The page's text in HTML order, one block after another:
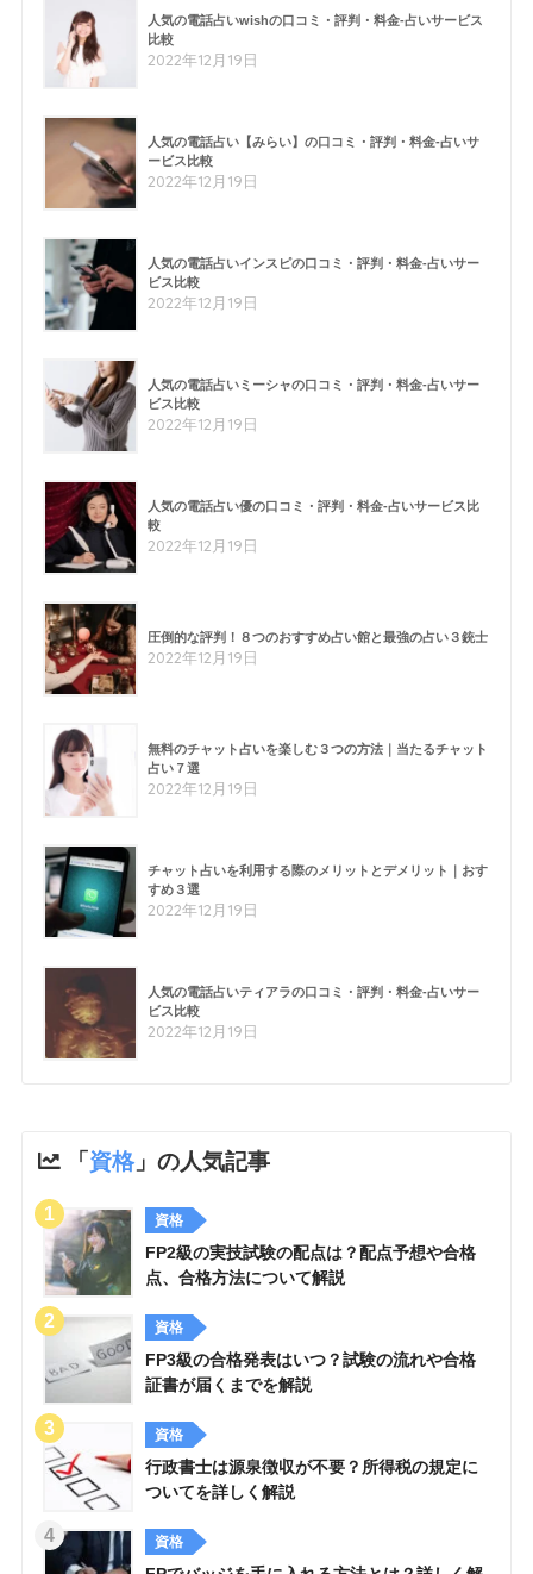
人気の電話占いwishの口コミ・評判・料金-占いサービス
比較
2022年12月19日
人気の電話占い【みらい】の口コミ・評判・料金-占いサ
ービス比較
2022年12月19日
人気の電話占いインスピの口コミ・評判・料金-占いサー
ビス比較
2022年12月19日
人気の電話占いミーシャの口コミ・評判・料金-占いサー
ビス比較
2022年12月19日
人気の電話占い優の口コミ・評判・料金-占いサービス比
較
2022年12月19日
圧倒的な評判！８つのおすすめ占い館と最強の占い３銃士
2022年12月19日
無料のチャット占いを楽しむ３つの方法｜当たるチャット
占い７選
2022年12月19日
チャット占いを利用する際のメリットとデメリット｜おす
すめ３選
2022年12月19日
人気の電話占いティアラの口コミ・評判・料金-占いサー
ビス比較
2022年12月19日
「資格」の人気記事
資格
FP2級の実技試験の配点は？配点予想や合格
点、合格方法について解説
資格
FP3級の合格発表はいつ？試験の流れや合格
証書が届くまでを解説
資格
行政書士は源泉徴収が不要？所得税の規定に
ついてを詳しく解説
資格